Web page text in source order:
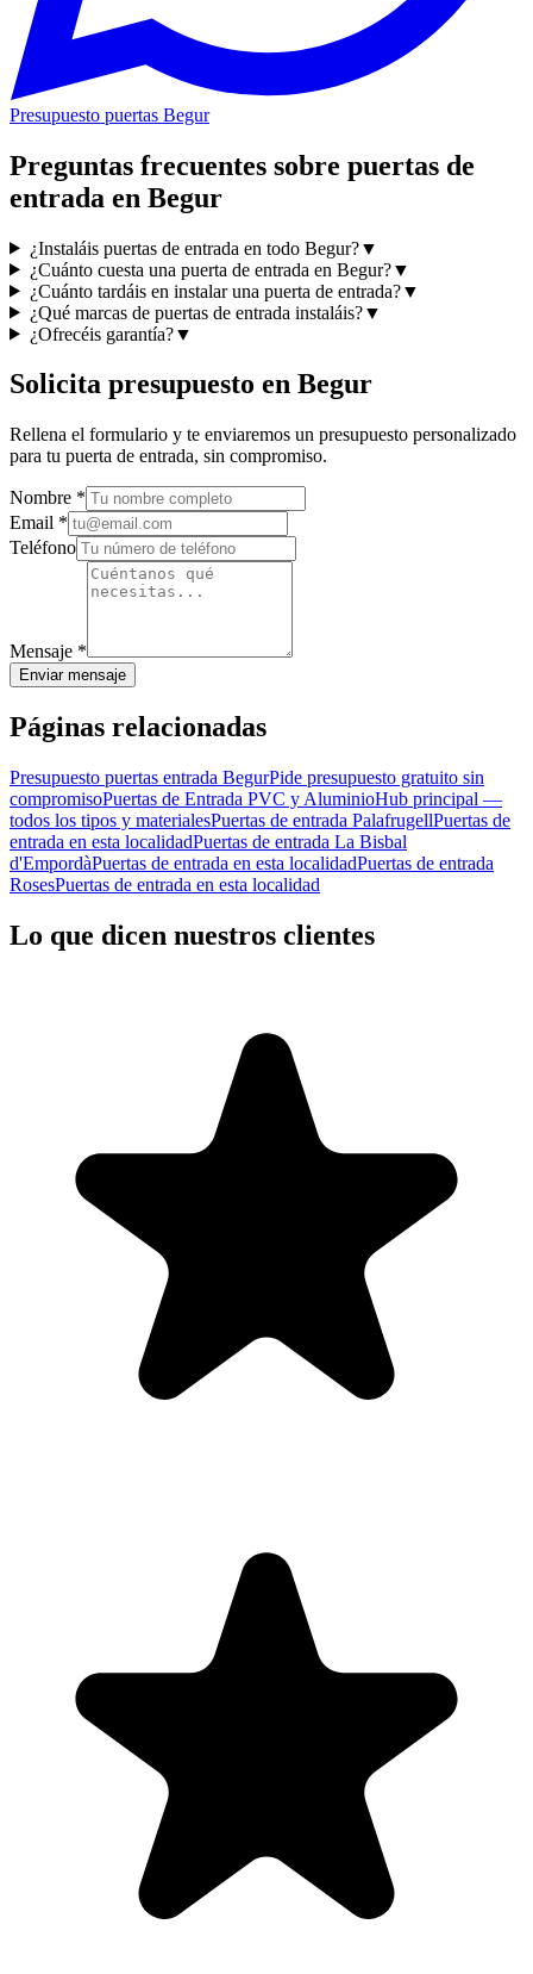
Presupuesto puertas Begur
Preguntas frecuentes sobre puertas de
entrada en Begur
¿Instaláis puertas de entrada en todo Begur?▼
¿Cuánto cuesta una puerta de entrada en Begur?▼
¿Cuánto tardáis en instalar una puerta de entrada?▼
¿Qué marcas de puertas de entrada instaláis?▼
¿Ofrecéis garantía?▼
Solicita presupuesto en Begur
Rellena el formulario y te enviaremos un presupuesto personalizado
para tu puerta de entrada, sin compromiso.
Nombre *
Email *
Teléfono
Mensaje *
Enviar mensaje
Páginas relacionadas
Presupuesto puertas entrada BegurPide presupuesto gratuito sin
compromisoPuertas de Entrada PVC y AluminioHub principal —
todos los tipos y materialesPuertas de entrada PalafrugellPuertas de
entrada en esta localidadPuertas de entrada La Bisbal
d'EmpordàPuertas de entrada en esta localidadPuertas de entrada
RosesPuertas de entrada en esta localidad
Lo que dicen nuestros clientes